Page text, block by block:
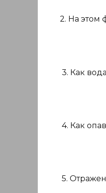
2. На этом
3. Как
4. Как
5.